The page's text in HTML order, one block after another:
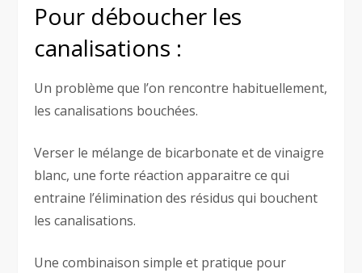
Pour déboucher les
canalisations :
Un problème que l’on rencontre habituellement,
les canalisations bouchées.
Verser le mélange de bicarbonate et de vinaigre
blanc, une forte réaction apparaitre ce qui
entraine l’élimination des résidus qui bouchent
les canalisations.
Une combinaison simple et pratique pour